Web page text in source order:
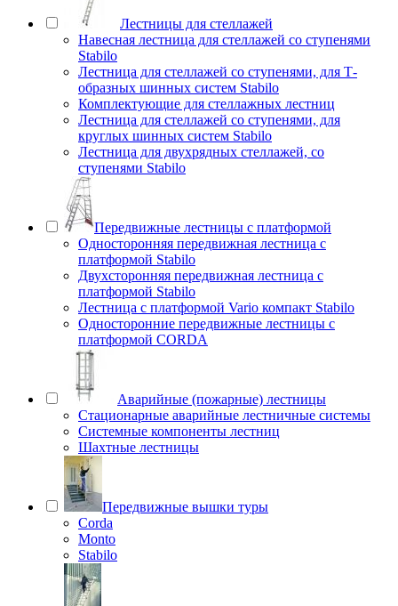
Лестницы для стеллажей
Навесная лестница для стеллажей со ступенями
Stabilo
Лестница для стеллажей со ступенями, для Т-
образных шинных систем Stabilo
Комплектующие для стеллажных лестниц
Лестница для стеллажей со ступенями, для
круглых шинных систем Stabilo
Лестница для двухрядных стеллажей, со
ступенями Stabilo
Передвижные лестницы с платформой
Односторонняя передвижная лестница с
платформой Stabilo
Двухсторонняя передвижная лестница с
платформой Stabilo
Лестница с платформой Vario компакт Stabilo
Односторонние передвижные лестницы с
платформой CORDA
Аварийные (пожарные) лестницы
Стационарные аварийные лестничные системы
Системные компоненты лестниц
Шахтные лестницы
Передвижные вышки туры
Corda
Monto
Stabilo